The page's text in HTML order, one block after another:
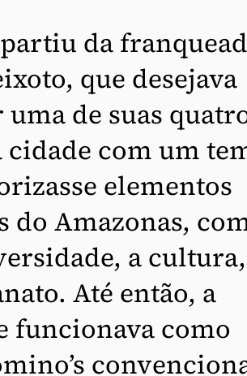
da
que desejava
de suas
cidade com um
elementos
do Amazonas,
a
Até então, a
funcionava como